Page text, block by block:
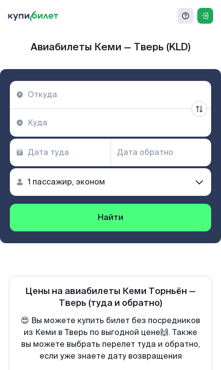
Авиабилеты Кеми — Тверь (KLD)
Найти
Цены на авиабилеты Кеми Торньён —
Тверь (туда и обратно)
😍 Вы можете купить билет без посредников
из Кеми в Тверь по выгодной цене🙌. Также
вы можете выбрать перелет туда и обратно,
если уже знаете дату возвращения